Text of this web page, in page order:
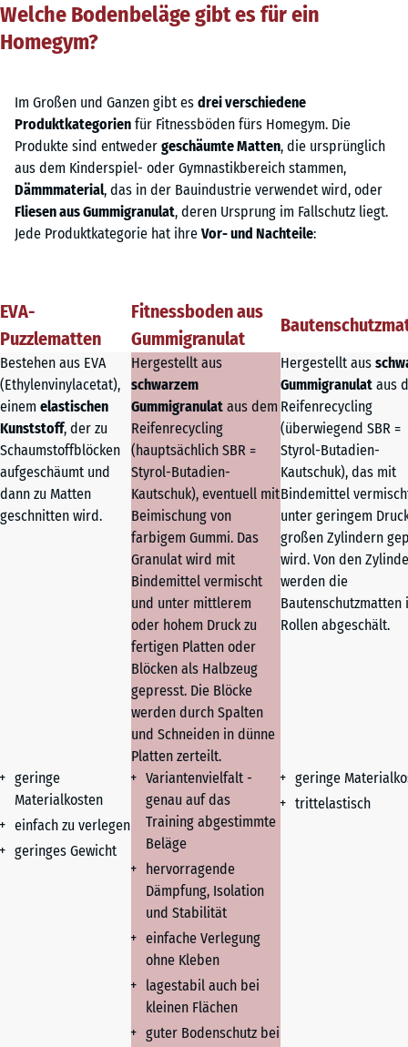
Welche Bodenbeläge gibt es für ein
Homegym?
Im Großen und Ganzen gibt es drei verschiedene
Produktkategorien für Fitnessböden fürs Homegym. Die
Produkte sind entweder geschäumte Matten, die ursprünglich
aus dem Kinderspiel- oder Gymnastikbereich stammen,
Dämmmaterial, das in der Bauindustrie verwendet wird, oder
Fliesen aus Gummigranulat, deren Ursprung im Fallschutz liegt.
Jede Produktkategorie hat ihre Vor- und Nachteile:
EVA-
Puzzlematten
Fitnessboden aus
Gummigranulat
Bestehen aus EVA
(Ethylenvinylacetat),
einem elastischen
Kunststoff, der zu
Schaumstoffblöcken
aufgeschäumt und
dann zu Matten
geschnitten wird.
Hergestellt aus
schwarzem
Gummigranulat aus dem
Reifenrecycling
(hauptsächlich SBR =
Styrol-Butadien-
Kautschuk), eventuell mit
Beimischung von
farbigem Gummi. Das
Granulat wird mit
Bindemittel vermischt
und unter mittlerem
oder hohem Druck zu
fertigen Platten oder
Blöcken als Halbzeug
gepresst. Die Blöcke
werden durch Spalten
und Schneiden in dünne
Platten zerteilt.
Hergestellt aus
Gummigranulat aus
Reifenrecycling
(überwiegend SBR =
Styrol-Butadien-
Kautschuk), das mit
Bindemittel
unter geringem
großen Zylindern
wird. Von den
werden die
Bautenschutzmatten
Rollen abgeschält.
geringe
Materialkosten
einfach zu verlegen
geringes Gewicht
Variantenvielfalt -
genau auf das
Training abgestimmte
Beläge
hervorragende
Dämpfung, Isolation
und Stabilität
einfache Verlegung
ohne Kleben
lagestabil auch bei
kleinen Flächen
guter Bodenschutz bei
geringe
trittelastisch